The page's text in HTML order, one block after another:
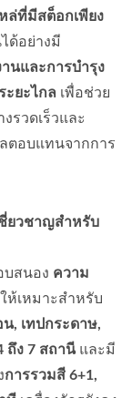
ล่ที่มีสต็อกเพียง
ด้อย่างมี
นและการบำรุง
ะยะไกล เพื่อช่วย
รวดเร็วและ
ตอบแทนจากการ
ยวชาญสำหรับ
บสนอง ความ
ห้เหมาะสำหรับ
, เทปกระดาษ,
ถึง 7 สถานีและมี
การรวมสี 6+1,